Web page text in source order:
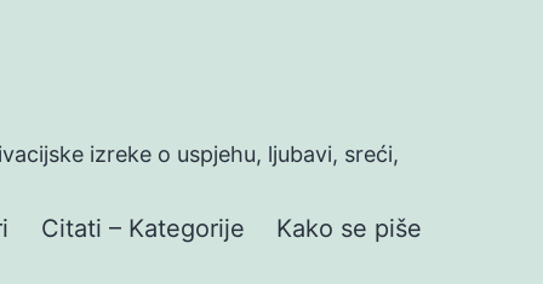
izreke o uspjehu, ljubavi, sreći,
Citati – Kategorije Kako se piše